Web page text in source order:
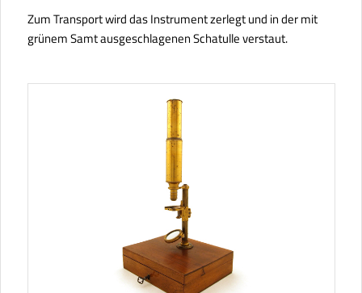
Zum Transport wird das Instrument zerlegt und in der mit
grünem Samt ausgeschlagenen Schatulle verstaut.